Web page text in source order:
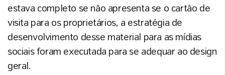
estava completo se não apresenta se o cartão de
visita para os proprietários, a estratégia de
desenvolvimento desse material para as mídias
sociais foram executada para se adequar ao design
geral.